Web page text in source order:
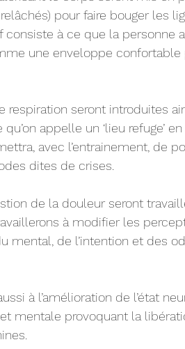
pour faire bouger les
consiste à ce que la personne
une enveloppe
respiration seront introduites
qu’on appelle un ‘lieu refuge’
avec l’entrainement, de
dites de crises.
de la douleur seront
à modifier les
mental, de l’intention et des
à l’amélioration de l’état
mentale provoquant la